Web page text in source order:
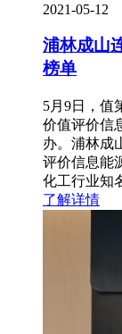
2021-05-12
浦林成山
榜单
5月9日，值
价值评价信
办。浦林成
评价信息能
化工行业知
了解详情